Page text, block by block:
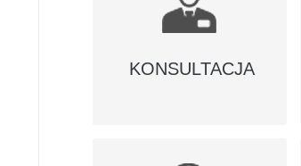
KONSULTACJA